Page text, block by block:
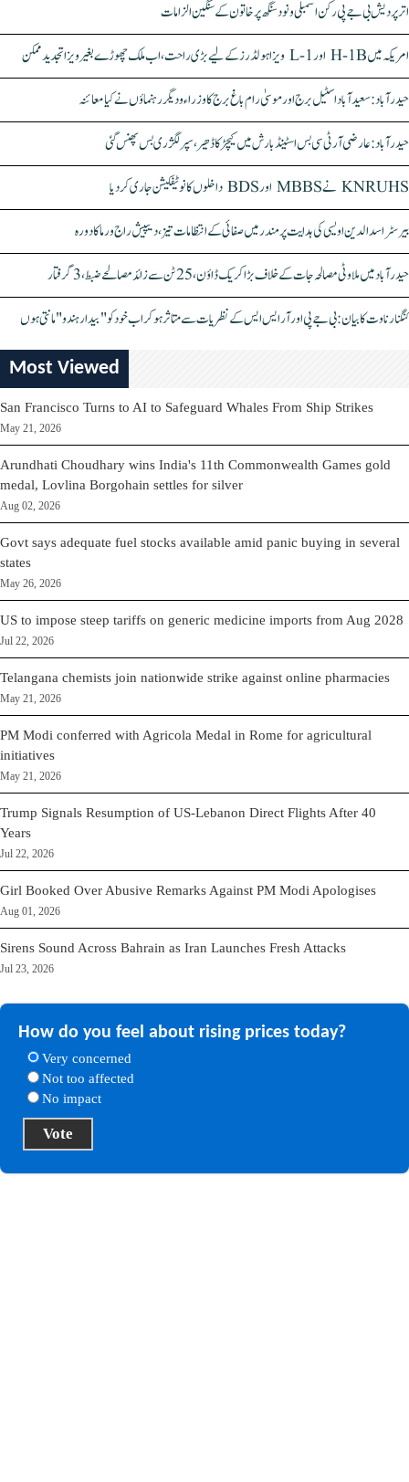
اتر پردیش بی جے پی رکن اسمبلی ونود سنگھ پر خاتون کے سنگین الزامات
امریکہ میں H-1B اور L-1 ویزا ہولڈرز کے لیے بڑی راحت، اب ملک چھوڑے بغیر ویزا تجدید ممکن
حیدرآباد: سعیدآباد اسٹیل برج اور موسیٰ رام باغ برج کا وزراء و دیگر رہنماؤں نے کیا معائنہ
حیدرآباد: عارضی آر ٹی سی بس اسٹینڈ بارش میں کیچڑ کا ڈھیر، سپر لگژری بس پھنس گئی
KNRUHS نے MBBS اور BDS داخلوں کا نوٹیفکیشن جاری کر دیا
بیرسٹر اسدالدین اویسی کی ہدایت پر مندر میں صفائی کے انتظامات تیز، دیپیش راج ورما کا دورہ
حیدرآباد میں ملاوٹی مصالحہ جات کے خلاف بڑا کریک ڈاؤن، 25 ٹن سے زائد مصالحے ضبط، 3 گرفتار
کنگنا رناوت کا بیان: بی جے پی اور آر ایس ایس کے نظریات سے متاثر ہو کر اب خود کو "بیدار ہندو" مانتی ہوں
Most Viewed
San Francisco Turns to AI to Safeguard Whales From Ship Strikes
May 21, 2026
Arundhati Choudhary wins India's 11th Commonwealth Games gold
medal, Lovlina Borgohain settles for silver
Aug 02, 2026
Govt says adequate fuel stocks available amid panic buying in several
states
May 26, 2026
US to impose steep tariffs on generic medicine imports from Aug 2028
Jul 22, 2026
Telangana chemists join nationwide strike against online pharmacies
May 21, 2026
PM Modi conferred with Agricola Medal in Rome for agricultural
initiatives
May 21, 2026
Trump Signals Resumption of US-Lebanon Direct Flights After 40
Years
Jul 22, 2026
Girl Booked Over Abusive Remarks Against PM Modi Apologises
Aug 01, 2026
Sirens Sound Across Bahrain as Iran Launches Fresh Attacks
Jul 23, 2026
How do you feel about rising prices today?
Very concerned
Not too affected
No impact